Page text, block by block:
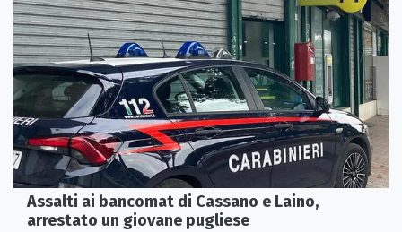
Assalti ai bancomat di Cassano e Laino,
arrestato un giovane pugliese